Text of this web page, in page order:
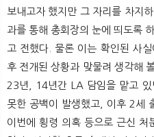
보내고자 했지만 그 자리를 차지
과를 통해 총회장의 눈에 띄도록
고 전했다. 물론 이는 확인된 사
후 전개된 상황과 맞물려 생각해
23년, 14년간 LA 담임을 맡고 있
못한 공백이 발생했고, 이후 2세
이번에 횡령 의혹 등으로 근신 처